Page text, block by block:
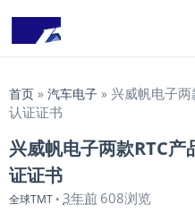
首页 » 汽车电子 » 兴威帆电子两
认证证书
兴威帆电子两款RTC产
证证书
全球TMT • 3年前 608浏览